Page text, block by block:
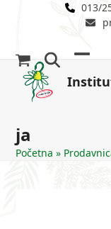
013/
ja
Početna »